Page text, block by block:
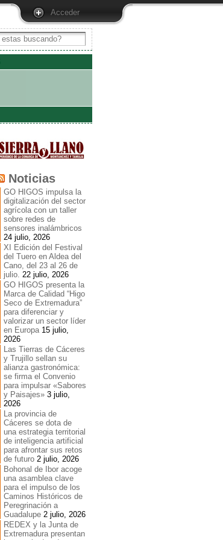
Noticias
GO HIGOS impulsa la
digitalización del sector
agrícola con un taller
sobre redes de
sensores inalámbricos
24 julio, 2026
XI Edición del Festival
del Tuero en Aldea del
Cano, del 23 al 26 de
julio. 22 julio, 2026
GO HIGOS presenta la
Marca de Calidad “Higo
Seco de Extremadura”
para diferenciar y
valorizar un sector líder
en Europa 15 julio,
2026
Las Tierras de Cáceres
y Trujillo sellan su
alianza gastronómica:
se firma el Convenio
para impulsar «Sabores
y Paisajes» 3 julio,
2026
La provincia de
Cáceres se dota de
una estrategia territorial
de inteligencia artificial
para afrontar sus retos
de futuro 2 julio, 2026
Bohonal de Ibor acoge
una asamblea clave
para el impulso de los
Caminos Históricos de
Peregrinación a
Guadalupe 2 julio, 2026
REDEX y la Junta de
Extremadura presentan
Acceder